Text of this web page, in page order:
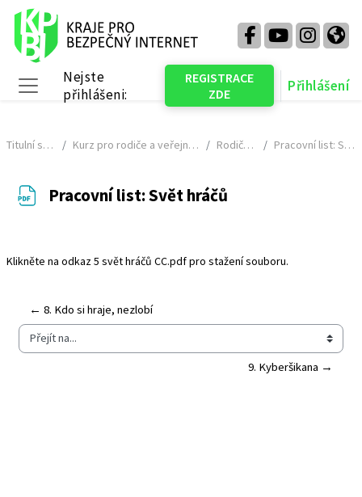
Přejít k hlavnímu obsahu
Boční panel
Nejste
přihlášeni:
REGISTRACE
ZDE
Přihlášení
Titulní stránka Kurz pro rodiče a veřejnost - NÁHLED Rodiče v síti Pracovní list: Svět hráčů
Pracovní list: Svět hráčů
Klikněte na odkaz5 svět hráčů CC.pdfpro stažení souboru.
← 8. Kdo si hraje, nezlobí
Přejít na...
9. Kyberšikana →